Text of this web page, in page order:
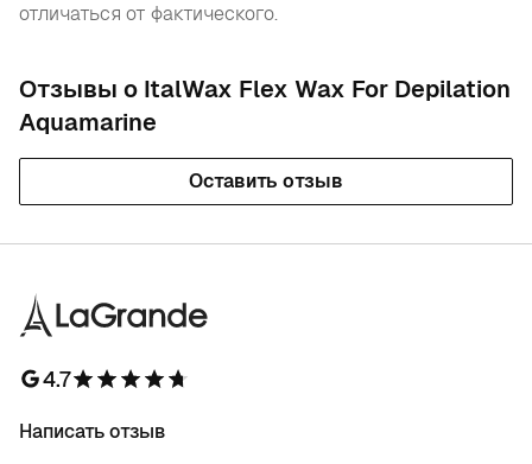
отличаться от фактического.
Отзывы о ItalWax Flex Wax For Depilation
Aquamarine
Оставить отзыв
4.7
Написать отзыв